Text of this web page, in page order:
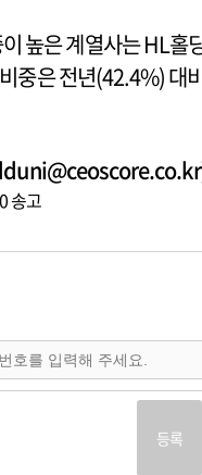
높은 계열사는 HL홀
중은 전년(42.4%) 대
송고
등록